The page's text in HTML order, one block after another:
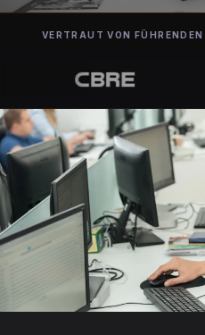
VERTRAUT VON